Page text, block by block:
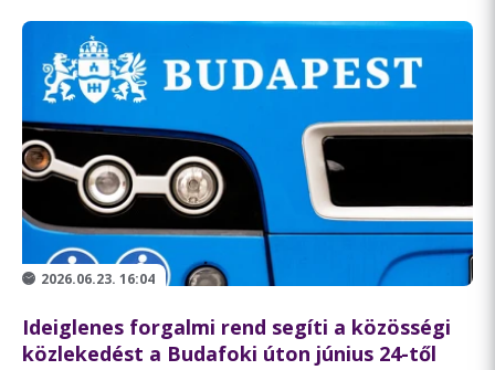
2026.06.23. 16:04
Ideiglenes forgalmi rend segíti a közösségi
közlekedést a Budafoki úton június 24-től